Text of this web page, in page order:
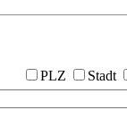
PLZ
Stadt